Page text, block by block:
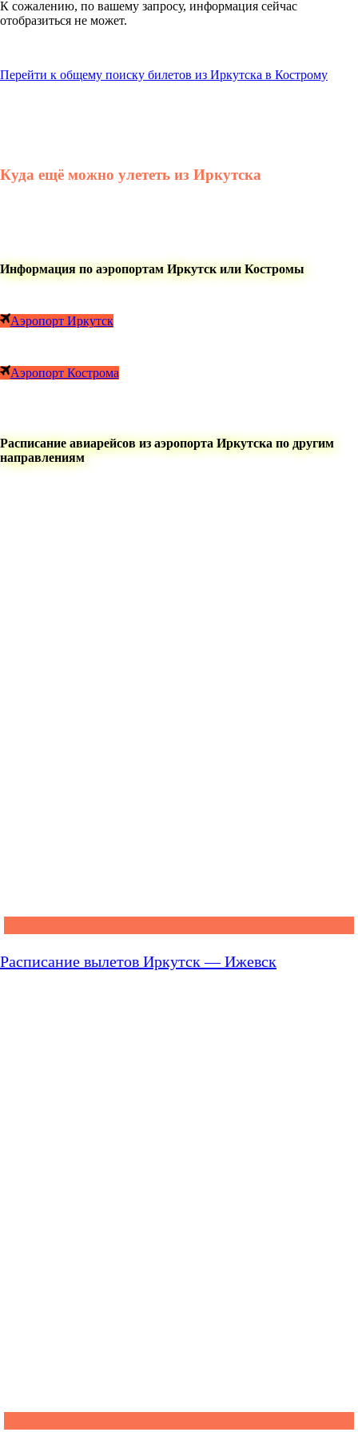
К сожалению, по вашему запросу, информация сейчас
отобразиться не может.
Перейти к общему поиску билетов из Иркутска в Кострому
Куда ещё можно улететь из Иркутска
Информация по аэропортам Иркутск или Костромы
Аэропорт Иркутск
Аэропорт Кострома
Расписание авиарейсов из аэропорта Иркутска по другим
направлениям
Расписание вылетов Иркутск — Ижевск